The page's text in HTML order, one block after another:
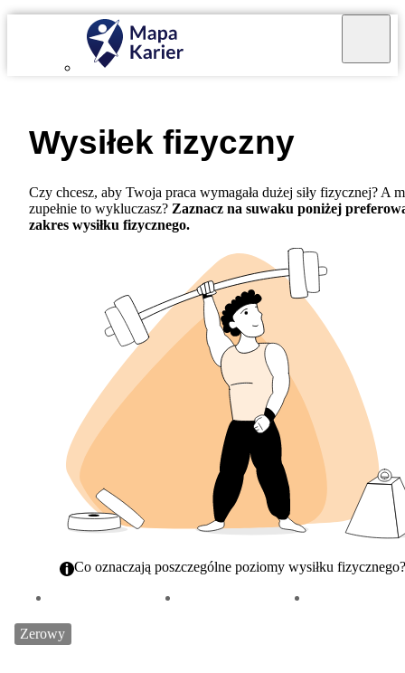
Wysiłek fizyczny
Czy chcesz, aby Twoja praca wymagała dużej siły fizycznej? A
zupełnie to wykluczasz? Zaznacz na suwaku poniżej
zakres wysiłku fizycznego.
Co oznaczają poszczególne poziomy wysiłku fizycznego?